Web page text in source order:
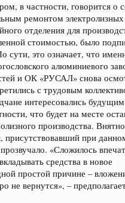
в частности, говорится о
ремонтом
отделения для
стоимостью, было
сути, это означает, что
алюминиевого
и ОК «РУСАЛ» снова
с трудовым
интересовались будущим
что будет на месте
производства.
присутствовавший при
«Сложилось
средства в новое
простой причине –
не вернутся», –